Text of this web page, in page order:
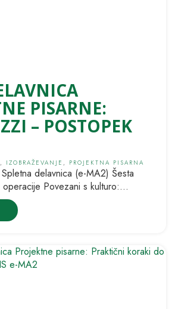
PISARNE:
– POSTOPEK
, IZOBRAŽEVANJE , PROJEKTNA PISARNA
delavnica (e-MA2) Šesta
Povezani s kulturo:
projekte povezovanja je...